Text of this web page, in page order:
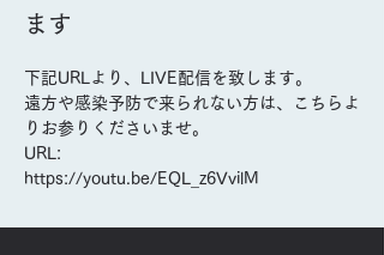
ます
Previous Next
下記URLより、LIVE配信を致します。
遠方や感染予防で来られない方は、こちらよ
りお参りくださいませ。
URL:
https://youtu.be/EQL_z6VvilM